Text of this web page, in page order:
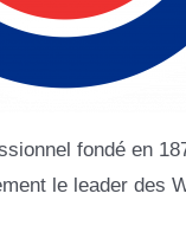
fondé en
le leader des